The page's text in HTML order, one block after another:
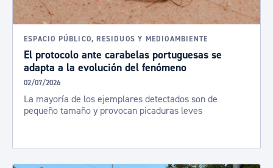
ESPACIO PÚBLICO, RESIDUOS Y MEDIOAMBIENTE
El protocolo ante carabelas portuguesas se
adapta a la evolución del fenómeno
02/07/2026
La mayoría de los ejemplares detectados son de
pequeño tamaño y provocan picaduras leves